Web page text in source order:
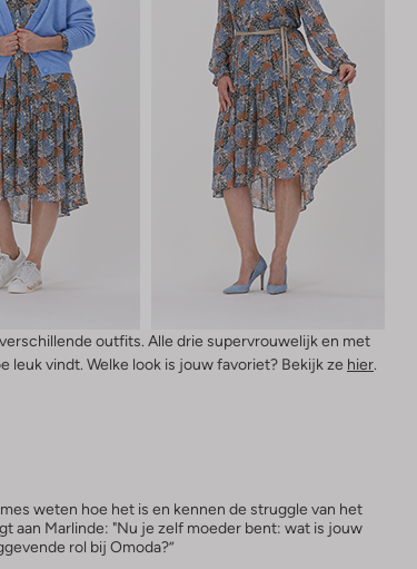
outfits. Alle drie supervrouwelijk en met
leuk vindt. Welke look is jouw favoriet? Bekijk ze hier.
weten hoe het is en kennen de struggle van het
aan Marlinde: "Nu je zelf moeder bent: wat is jouw
rol bij Omoda?”